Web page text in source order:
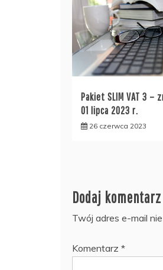
Pakiet SLIM VAT 3 –
01 lipca 2023 r.
26 czerwca 2023
Dodaj komentarz
Twój adres e-mail
Komentarz *